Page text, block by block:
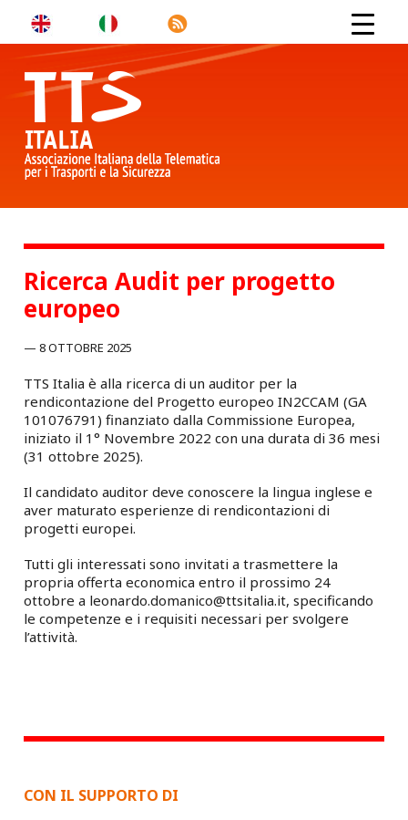
Ricerca Audit per progetto
europeo
8 OTTOBRE 2025
TTS Italia è alla ricerca di un auditor per la
rendicontazione del Progetto europeo IN2CCAM (GA
101076791) finanziato dalla Commissione Europea,
iniziato il 1° Novembre 2022 con una durata di 36 mesi
(31 ottobre 2025).
Il candidato auditor deve conoscere la lingua inglese e
aver maturato esperienze di rendicontazioni di
progetti europei.
Tutti gli interessati sono invitati a trasmettere la
propria offerta economica entro il prossimo 24
ottobre a leonardo.domanico@ttsitalia.it, specificando
le competenze e i requisiti necessari per svolgere
l’attività.
CON IL SUPPORTO DI